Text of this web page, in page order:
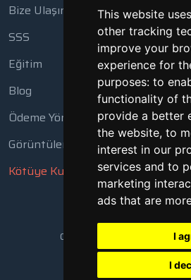
This website
other tracking
improve your
experience for
purposes: to
functionality of
provide a better
the website, to
interest in our
services and to
marketing
ads that are
I
I
Bize Ulaşın
SSS
Eğitim
Blog
Ödeme Yöntemleri
Görüntüleme Aracı
Kötüye Kullanım Bildir
Copyright © 2018 - 2026 Tüm